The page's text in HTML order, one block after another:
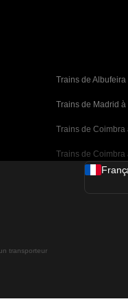
Trains de
Trains de Madrid
Trains de Coimbra
Trains de Coimbra
Trains de Valence
Trains de Malaga
Trains de Malaga
Trains de
transporteur